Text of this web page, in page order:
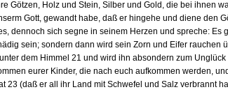
Götzen, Holz und Stein, Silber und Gold, die bei ihnen
Gott, gewandt habe, daß er hingehe und diene den
dennoch sich segne in seinem Herzen und spreche: Es
sein; sondern dann wird sein Zorn und Eifer rauchen
dem Himmel 21 und wird ihn absondern zum
eurer Kinder, die nach euch aufkommen werden,
(daß er all ihr Land mit Schwefel und Salz verbrannt